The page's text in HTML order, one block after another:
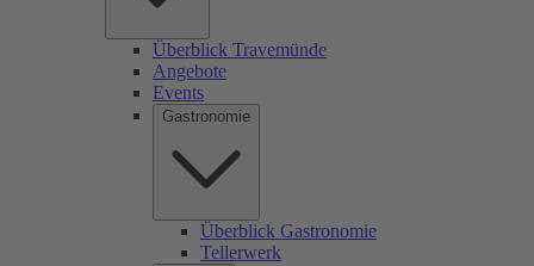
Überblick Travemünde
Angebote
Events
Gastronomie
Überblick Gastronomie
Tellerwerk